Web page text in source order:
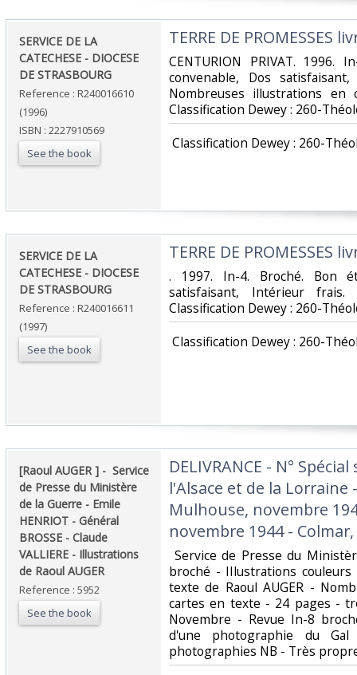
‎SERVICE DE LA
CATECHESE - DIOCESE
DE STRASBOURG‎
Reference : R240016610
(1996)
ISBN : 2227910569
See the book
‎TERRE DE PROMESSES
‎CENTURION PRIVAT. 1996.
convenable, Dos
Nombreuses illustrations
Classification Dewey : 260-
Classification Dewey : 260-
‎SERVICE DE LA
CATECHESE - DIOCESE
DE STRASBOURG‎
Reference : R240016611
(1997)
See the book
‎TERRE DE PROMESSES
‎. 1997. In-4. Broché. Bon
satisfaisant, Intérieur
Classification Dewey : 260-
Classification Dewey : 260-
‎[Raoul AUGER ] - ‎ ‎Service
de Presse du Ministère
de la Guerre - Emile
HENRIOT - Général
BROSSE - Claude
VALLIERE - Illustrations
de Raoul AUGER ‎
Reference : 5952
See the book
‎DELIVRANCE - N°
l'Alsace et de la Lorraine
Mulhouse, novembre
novembre 1944 -
Service de Presse du
broché - IIlustrations
texte de Raoul AUGER -
cartes en texte - 24 pages -
Novembre - Revue In-8
d'une photographie du
photographies NB - Très